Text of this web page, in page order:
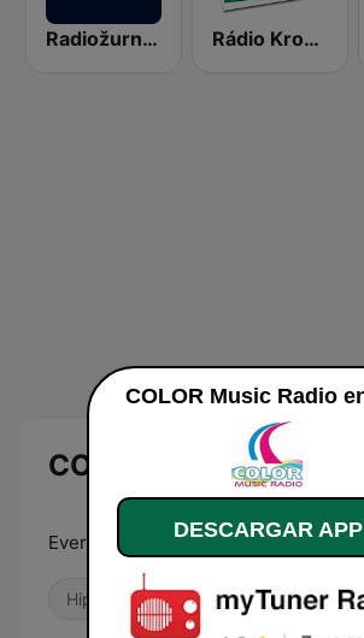
Radiožurnál Sport Rádio Krokodýl FM
COLOR Music Radio
Every colours of music
Hip Hop R&B / Soul
DESCARGAR APP